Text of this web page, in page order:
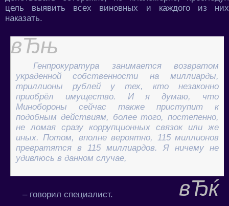
цель выявить всех виновных и каждого из них
наказать.
Генпрокуратура занимается возвратом
украденной собственности на миллиарды,
триллионы рублей у тех, кто незаконно
приобрёл имущество. И я думаю, что
Минобороны сейчас также приступит к
подобным действиям, более того, постепенно,
не ломая сразу коррупционных связок или же
иных. Потом, вполне вероятно, 115 миллионов
превратятся в 115 миллиардов. Я ничему не
удивлюсь в данном случае,
– говорил специалист.